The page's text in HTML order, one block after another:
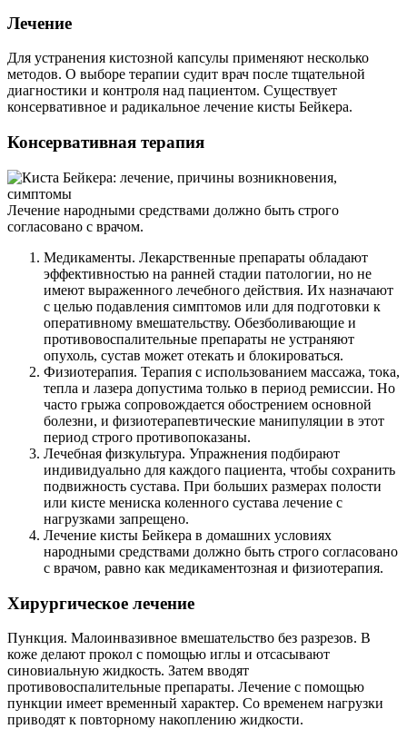
Лечение
Для устранения кистозной капсулы применяют несколько
методов. О выборе терапии судит врач после тщательной
диагностики и контроля над пациентом. Существует
консервативное и радикальное лечение кисты Бейкера.
Консервативная терапия
Лечение народными средствами должно быть строго
согласовано с врачом.
Медикаменты. Лекарственные препараты обладают
эффективностью на ранней стадии патологии, но не
имеют выраженного лечебного действия. Их назначают
с целью подавления симптомов или для подготовки к
оперативному вмешательству. Обезболивающие и
противовоспалительные препараты не устраняют
опухоль, сустав может отекать и блокироваться.
Физиотерапия. Терапия с использованием массажа, тока,
тепла и лазера допустима только в период ремиссии. Но
часто грыжа сопровождается обострением основной
болезни, и физиотерапевтические манипуляции в этот
период строго противопоказаны.
Лечебная физкультура. Упражнения подбирают
индивидуально для каждого пациента, чтобы сохранить
подвижность сустава. При больших размерах полости
или кисте мениска коленного сустава лечение с
нагрузками запрещено.
Лечение кисты Бейкера в домашних условиях
народными средствами должно быть строго согласовано
с врачом, равно как медикаментозная и физиотерапия.
Хирургическое лечение
Пункция. Малоинвазивное вмешательство без разрезов. В
коже делают прокол с помощью иглы и отсасывают
синовиальную жидкость. Затем вводят
противовоспалительные препараты. Лечение с помощью
пункции имеет временный характер. Со временем нагрузки
приводят к повторному накоплению жидкости.